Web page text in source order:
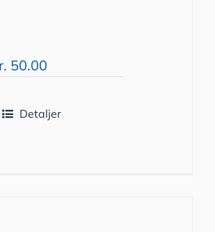
50.00
Detaljer